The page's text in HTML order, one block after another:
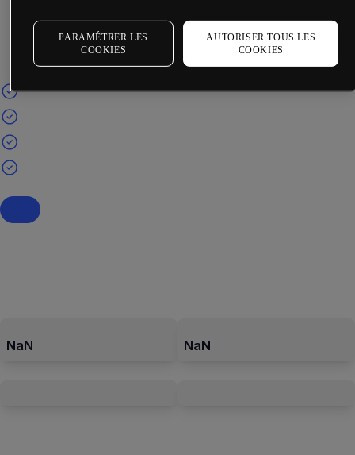
NaN NaN
PARAMÉTRER LES
COOKIES
AUTORISER TOUS LES
COOKIES